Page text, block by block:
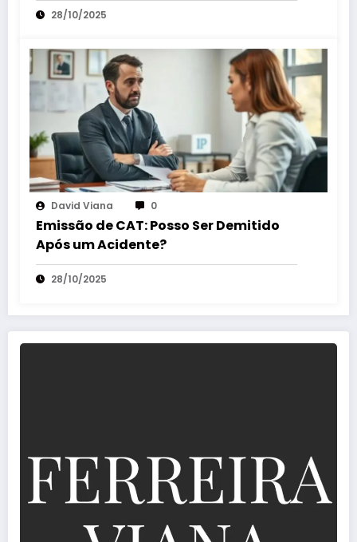
28/10/2025
David Viana 0
Emissão de CAT: Posso Ser Demitido
Após um Acidente?
28/10/2025